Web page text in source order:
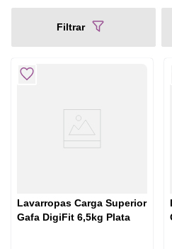
lavarropas
4. heladera
Filtrar
Lavarropas Carga Superior
Gafa DigiFit 6,5kg Plata